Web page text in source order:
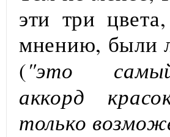
эти три
мнению, были
("это
аккорд
только